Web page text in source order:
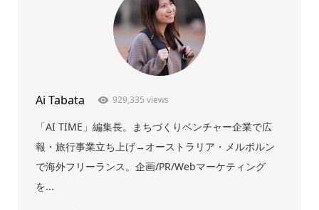
Ai Tabata 929,335 views
「AI TIME」編集長。まちづくりベンチャー企業で広
報・旅行事業立ち上げ→オーストラリア・メルボルン
で海外フリーランス。企画/PR/Webマーケティング
を...